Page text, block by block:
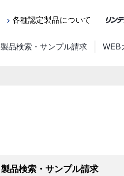
各種認定製品について
製品検索・サンプル請求 WEB
製品検索・サンプル請求